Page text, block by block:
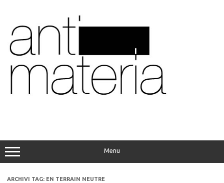
Menu
ARCHIVI TAG: EN TERRAIN NEUTRE